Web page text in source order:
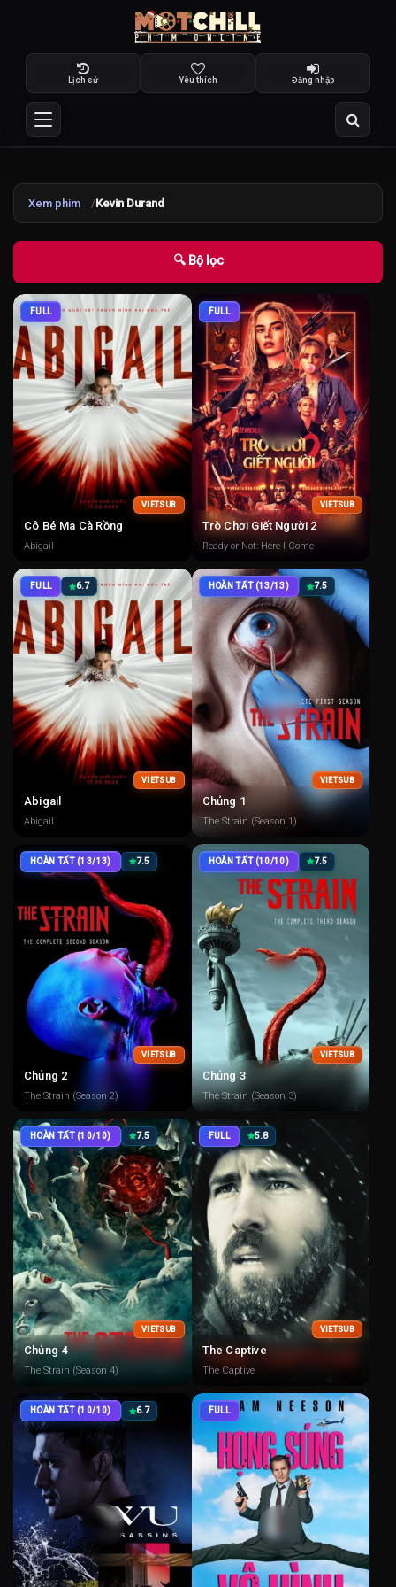
Lịch sử Yêu thích Đăng nhập
Xem phim Kevin Durand
🔍 Bộ lọc
FULL
VIETSUB
Cô Bé Ma Cà Rồng
Abigail
FULL
VIETSUB
Trò Chơi Giết Người 2
Ready or Not: Here I Come
FULL 6.7
VIETSUB
Abigail
Abigail
HOÀN TẤT (13/13) 7.5
VIETSUB
Chủng 1
The Strain (Season 1)
HOÀN TẤT (13/13) 7.5
VIETSUB
Chủng 2
The Strain (Season 2)
HOÀN TẤT (10/10) 7.5
VIETSUB
Chủng 3
The Strain (Season 3)
HOÀN TẤT (10/10) 7.5
VIETSUB
Chủng 4
The Strain (Season 4)
FULL 5.8
VIETSUB
The Captive
The Captive
HOÀN TẤT (10/10) 6.7 FULL